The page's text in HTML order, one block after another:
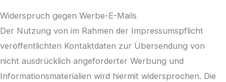
Widerspruch gegen Werbe-E-Mails
Der Nutzung von im Rahmen der Impressumspflicht
veröffentlichten Kontaktdaten zur Übersendung von
nicht ausdrücklich angeforderter Werbung und
Informationsmaterialien wird hiermit widersprochen. Die